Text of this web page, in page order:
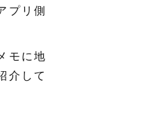
プリ側
モに地
介して